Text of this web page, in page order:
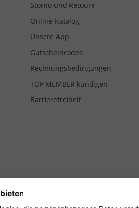
Storno und Retoure
Online-Katalog
Unsere App
Gutscheincodes
Rechnungsbedingungen
TOP MEMBER kündigen
Barrierefreiheit